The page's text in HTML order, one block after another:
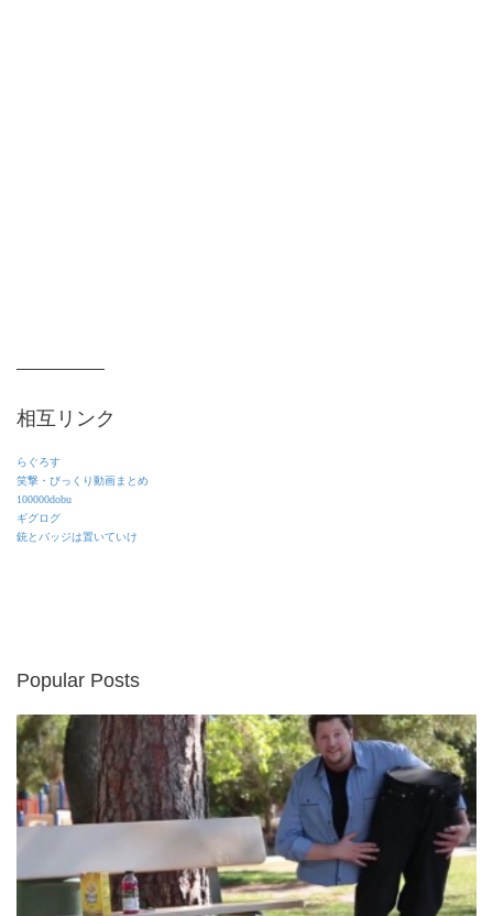
相互リンク
らぐろす
笑撃・びっくり動画まとめ
100000dobu
ギグログ
銃とバッジは置いていけ
Popular Posts